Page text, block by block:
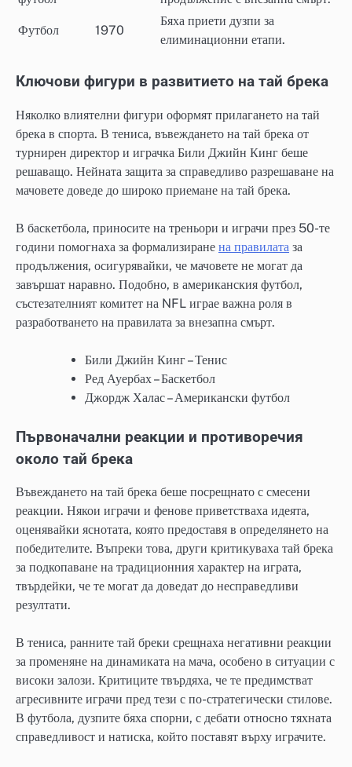
Футбол 1970
Бяха приети дузпи за
елиминационни етапи.
Ключови фигури в развитието на тай брека
Няколко влиятелни фигури оформят прилагането на тай
брека в спорта. В тениса, въвеждането на тай брека от
турнирен директор и играчка Били Джийн Кинг беше
решаващо. Нейната защита за справедливо разрешаване на
мачовете доведе до широко приемане на тай брека.
В баскетбола, приносите на треньори и играчи през 50-те
години помогнаха за формализиране на правилата за
продължения, осигурявайки, че мачовете не могат да
завършат наравно. Подобно, в американския футбол,
състезателният комитет на NFL играе важна роля в
разработването на правилата за внезапна смърт.
Били Джийн Кинг – Тенис
Ред Ауербах – Баскетбол
Джордж Халас – Американски футбол
Първоначални реакции и противоречия
около тай брека
Въвеждането на тай брека беше посрещнато с смесени
реакции. Някои играчи и фенове приветстваха идеята,
оценявайки яснотата, която предоставя в определянето на
победителите. Въпреки това, други критикуваха тай брека
за подкопаване на традиционния характер на играта,
твърдейки, че те могат да доведат до несправедливи
резултати.
В тениса, ранните тай бреки срещнаха негативни реакции
за променяне на динамиката на мача, особено в ситуации с
високи залози. Критиците твърдяха, че те предимстват
агресивните играчи пред тези с по-стратегически стилове.
В футбола, дузпите бяха спорни, с дебати относно тяхната
справедливост и натиска, който поставят върху играчите.